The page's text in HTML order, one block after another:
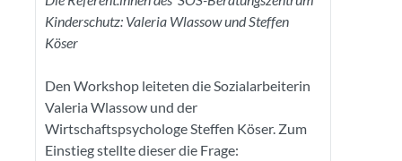
Kinderschutz: Valeria Wlassow und Steffen
Köser
Den Workshop leiteten die Sozialarbeiterin
Valeria Wlassow und der
Wirtschaftspsychologe Steffen Köser. Zum
Einstieg stellte dieser die Frage: